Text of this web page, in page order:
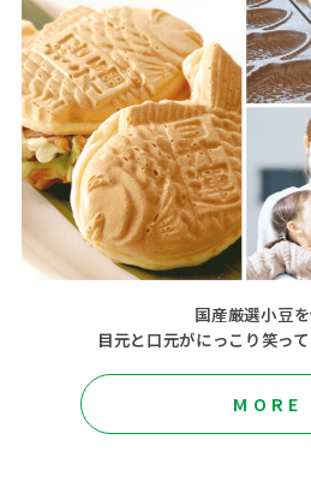
国産厳選小豆
目元と口元がにっこり笑っ
MORE